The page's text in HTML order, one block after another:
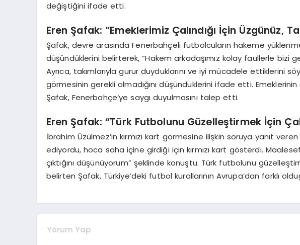
değiştiğini ifade etti.
Eren Şafak: “Emeklerimiz Çalındığı İçin Üzgünüz,
Şafak, devre arasında Fenerbahçeli futbolcuların hakeme
düşündüklerini belirterek, “Hakem arkadaşımız kolay faullerle bizi
Ayrıca, takımlarıyla gurur duyduklarını ve iyi mücadele ettiklerini
görmesinin gerekli olmadığını düşündüklerini ifade etti.
Şafak, Fenerbahçe’ye saygı duyulmasını talep etti.
Eren Şafak: “Türk Futbolunu Güzelleştirmek İçin
İbrahim Üzülmez’in kırmızı kart görmesine ilişkin soruya yanıt
ediyordu, hoca saha içine girdiği için kırmızı kart gösterdi.
çıktığını düşünüyorum” şeklinde konuştu. Türk futbolunu
belirten Şafak, Türkiye’deki futbol kurallarının Avrupa’dan farklı
Yorum Yap